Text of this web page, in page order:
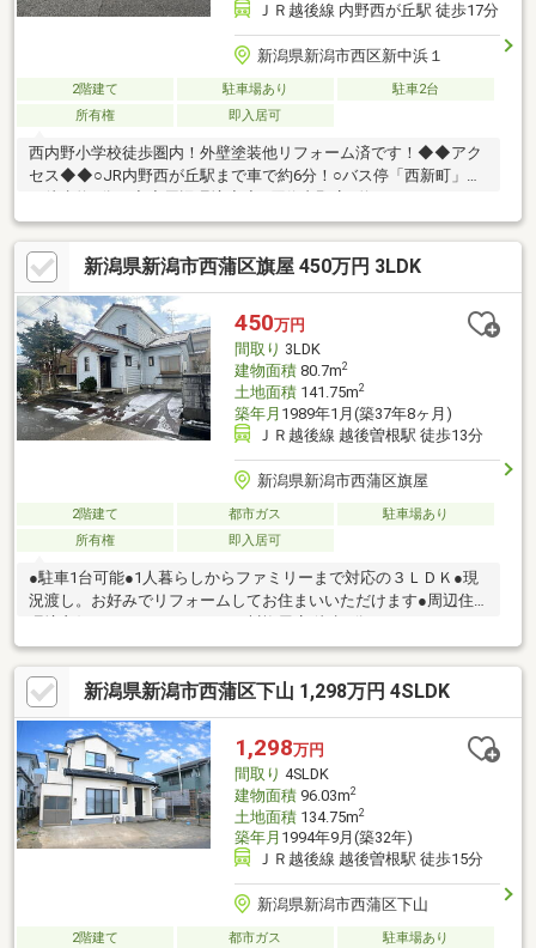
ＪＲ越後線 内野西が丘駅 徒歩17分
新潟県新潟市西区新中浜１
2階建て 駐車場あり
駐車2台
所有権
即入居可
西内野小学校徒歩圏内！外壁塗装他リフォーム済です！◆◆アク
セス◆◆○JR内野西が丘駅まで車で約6分！○バス停「西新町」ま
ア新潟西内野店…約1000m○コメリハード＆グリーン西内野店…約
180m○セブンイレブン新潟五十嵐中島5丁目…約550m○第四北越銀
行西内野支店…約210m○西内野小学校…約625m○内野中学校…約
2032mお気軽にお問合せください♪
新潟県新潟市西蒲区旗屋 450万円 3LDK
450万円
間取り 3LDK
建物面積80.7m2
土地面積141.75m2
築年月 1989年1月(築37年8ヶ月)
ＪＲ越後線 越後曽根駅 徒歩13分
新潟県新潟市西蒲区旗屋
2階建て 都市ガス
駐車場あり
所有権
即入居可
●駐車1台可能●1人暮らしからファミリーまで対応の３ＬＤＫ●現
況渡し。お好みでリフォームしてお住まいいただけます●周辺住
ル西川店 徒歩8分・ココカラファイン西川店 徒歩9分・西蒲中
央病院 徒歩7分・西川図書館 徒歩9分・西川ふれあい公園
徒歩7分・曽根おひさまこども園 徒歩10分・徒歩4分の「旗屋」
バス停からは白根方面・曽根駅方面へのバスに乗車可能
新潟県新潟市西蒲区下山 1,298万円 4SLDK
1,298万円
間取り 4SLDK
建物面積96.03m2
土地面積134.75m2
築年月 1994年9月(築32年)
ＪＲ越後線 越後曽根駅 徒歩15分
新潟県新潟市西蒲区下山
2階建て 都市ガス 駐車場あり